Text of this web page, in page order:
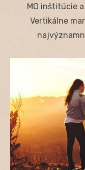
MO inštitúcie
Vertikálne